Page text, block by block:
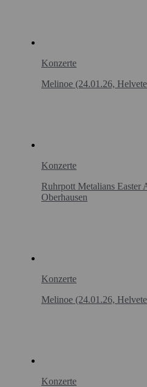
Konzerte
Melinoe (24.01.26,
Konzerte
Ruhrpott Metalians Easter
Oberhausen
Konzerte
Melinoe (24.01.26,
Konzerte